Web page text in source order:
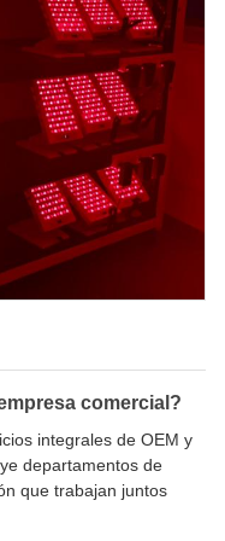
comercial?
integrales de OEM y
departamentos de
que trabajan juntos